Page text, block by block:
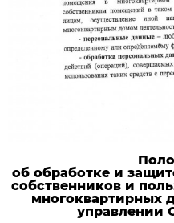
об обработке и
собственников и
многоквартирных
управлении